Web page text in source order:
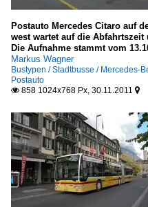
Postauto Mercedes Citaro auf
west wartet auf die
Die Aufnahme stammt vom
Markus Wagner
Bustypen / Stadtbusse / Mercedes-
Postauto
 858 1024x768 Px, 30.11.2011 